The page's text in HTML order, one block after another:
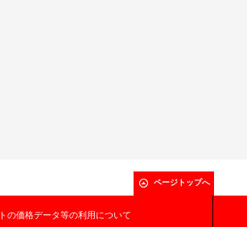
ページトップへ
の価格データ等の利用について